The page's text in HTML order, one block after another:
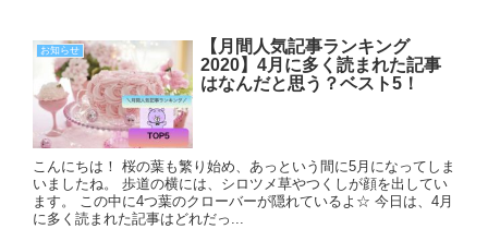
お知らせ
【月間人気記事ランキング
2020】4月に多く読まれた記事
はなんだと思う？ベスト5！
こんにちは！ 桜の葉も繁り始め、あっという間に5月になってしま
いましたね。 歩道の横には、シロツメ草やつくしが顔を出してい
ます。 この中に4つ葉のクローバーが隠れているよ☆ 今日は、4月
に多く読まれた記事はどれだっ...